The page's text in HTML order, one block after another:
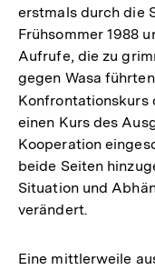
erstmals durch die
Frühsommer 1988
Aufrufe, die zu
gegen Wasa
Konfrontationskurs
einen Kurs des
Kooperation
beide Seiten
Situation und
verändert.
Eine mittlerweile